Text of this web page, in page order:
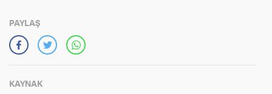
PAYLAŞ
KAYNAK